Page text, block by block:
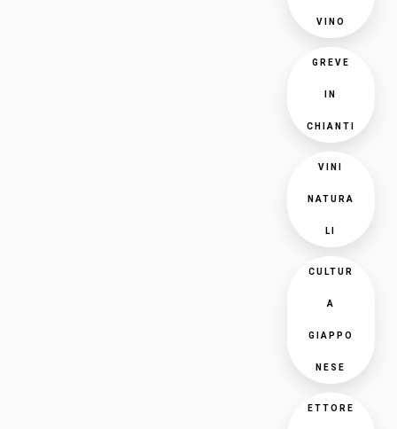
VINO
GREVE
IN
CHIANTI
VINI
NATURA
LI
CULTUR
A
GIAPPO
NESE
ETTORE